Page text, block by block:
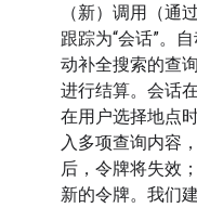
（新）调用（通
跟踪为“会话”。
动补全搜索的查
进行结算。会话
在用户选择地点
入多项查询内容
后，令牌将失效
新的令牌。我们